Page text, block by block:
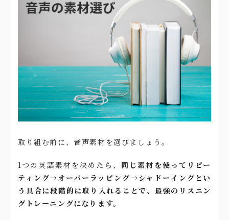
取り組む前に、音声素材を選びましょう。
1つの英語素材を決めたら、 同じ素材を使ってリピー
ティング→オーバーラッピング→シャドーイングとい
う具合に段階的に取り入れることで、最強のリスニン
グトレーニングになります。